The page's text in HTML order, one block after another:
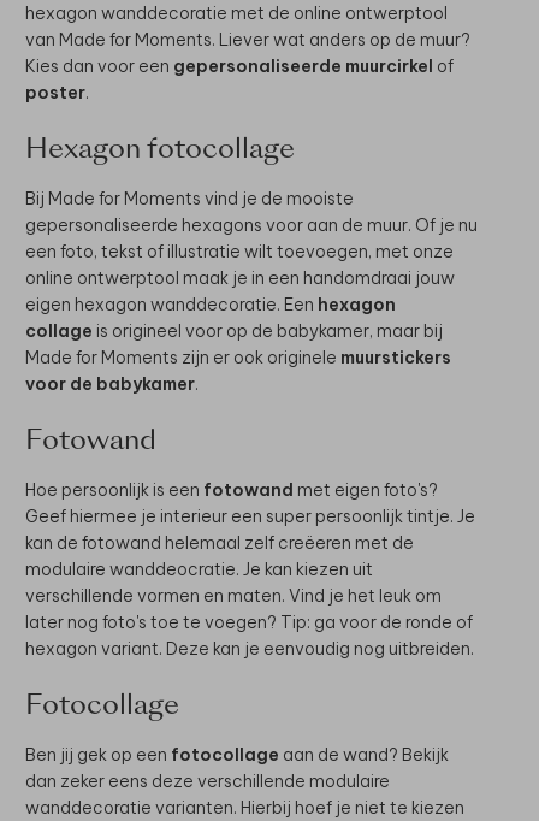
hexagon wanddecoratie met de online ontwerptool
van Made for Moments. Liever wat anders op de muur?
Kies dan voor een gepersonaliseerde muurcirkel of
poster.
Hexagon fotocollage
Bij Made for Moments vind je de mooiste
gepersonaliseerde hexagons voor aan de muur. Of je nu
een foto, tekst of illustratie wilt toevoegen, met onze
online ontwerptool maak je in een handomdraai jouw
eigen hexagon wanddecoratie. Een hexagon
collage is origineel voor op de babykamer, maar bij
Made for Moments zijn er ook originele muurstickers
voor de babykamer.
Fotowand
Hoe persoonlijk is een fotowand met eigen foto's?
Geef hiermee je interieur een super persoonlijk tintje. Je
kan de fotowand helemaal zelf creëeren met de
modulaire wanddeocratie. Je kan kiezen uit
verschillende vormen en maten. Vind je het leuk om
later nog foto's toe te voegen? Tip: ga voor de ronde of
hexagon variant. Deze kan je eenvoudig nog uitbreiden.
Fotocollage
Ben jij gek op een fotocollage aan de wand? Bekijk
dan zeker eens deze verschillende modulaire
wanddecoratie varianten. Hierbij hoef je niet te kiezen